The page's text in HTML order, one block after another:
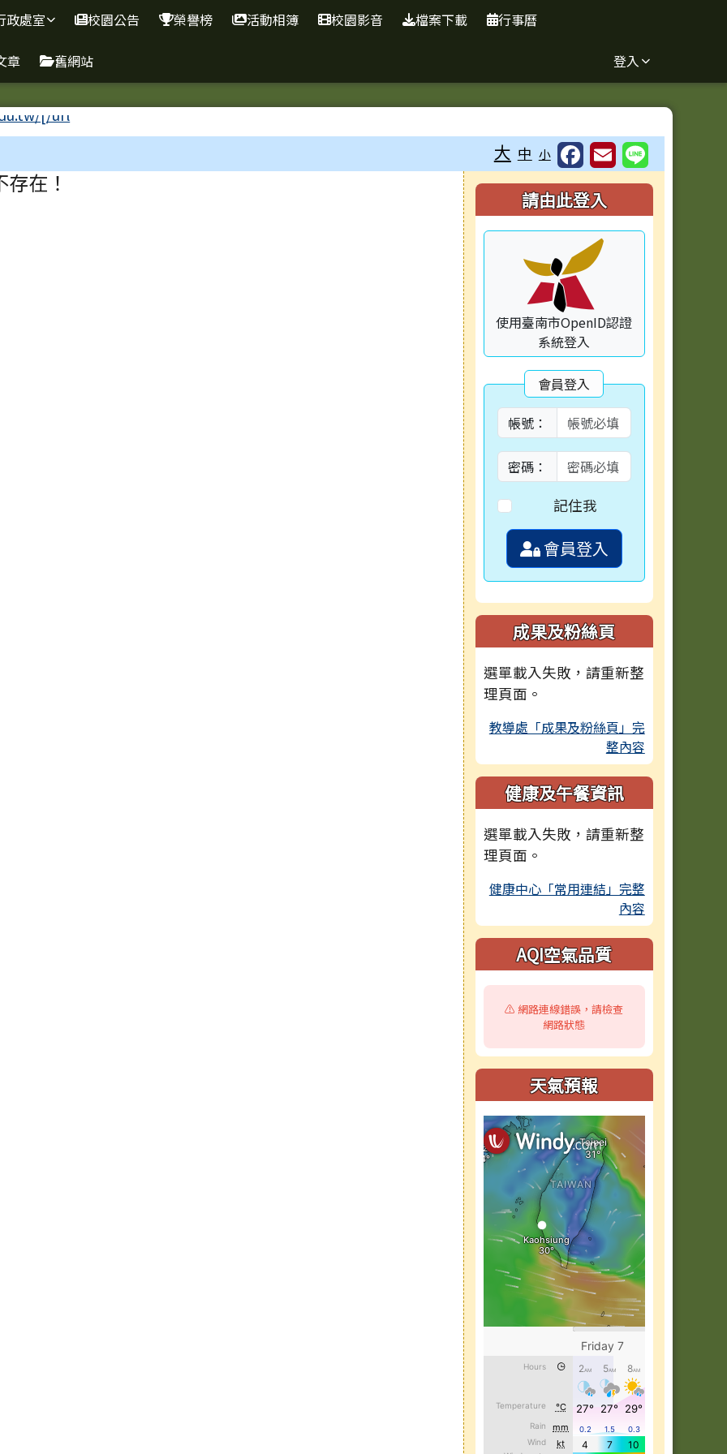
政處室 校園公告 榮譽榜 活動相簿 校園影音 檔案下載 行事曆
章 舊網站 登入
大 中 小
域
在！ 右邊區域內容
請由此登入
使用臺南市OpenID認證
系統登入
會員登入
帳號：
密碼：
記住我
會員登入
成果及粉絲頁
選單載入失敗，請重新整
理頁面。
教導處「成果及粉絲頁」完
整內容
健康及午餐資訊
選單載入失敗，請重新整
理頁面。
健康中心「常用連結」完整
內容
AQI空氣品質
⚠️ 網路連線錯誤，請檢查
網路狀態
天氣預報